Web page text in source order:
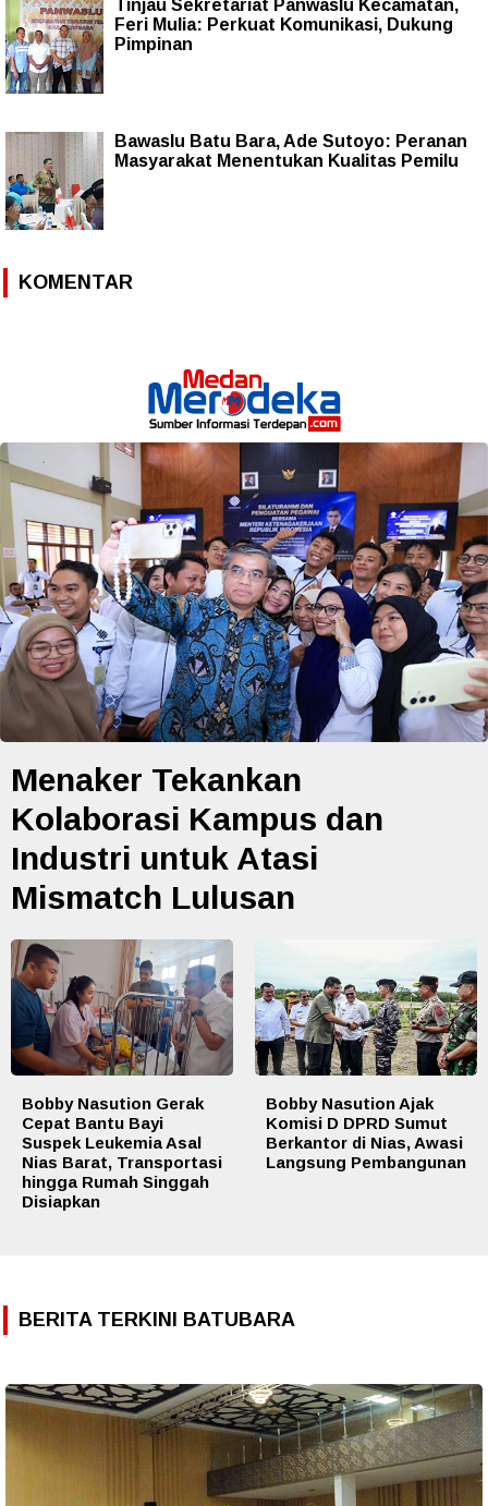
Tinjau Sekretariat Panwaslu Kecamatan,
Feri Mulia: Perkuat Komunikasi, Dukung
Pimpinan
Bawaslu Batu Bara, Ade Sutoyo: Peranan
Masyarakat Menentukan Kualitas Pemilu
KOMENTAR
Menaker Tekankan
Kolaborasi Kampus dan
Industri untuk Atasi
Mismatch Lulusan
Bobby Nasution Gerak
Cepat Bantu Bayi
Suspek Leukemia Asal
Nias Barat, Transportasi
hingga Rumah Singgah
Disiapkan
Bobby Nasution Ajak
Komisi D DPRD Sumut
Berkantor di Nias, Awasi
Langsung Pembangunan
BERITA TERKINI BATUBARA